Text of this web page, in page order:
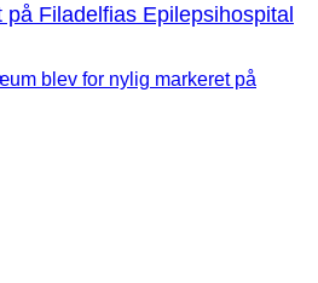
på Filadelfias Epilepsihospital
blev for nylig markeret på